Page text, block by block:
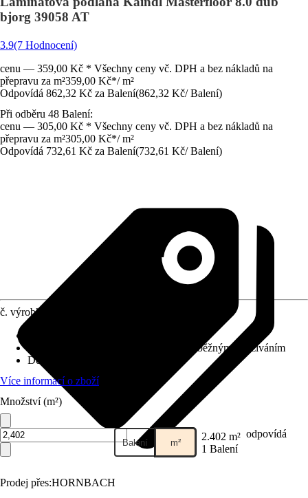
bjorg 39058 AT
3.9(7 Hodnocení)
cenu — 359,00 Kč * Všechny ceny vč. DPH a bez nákladů na
přepravu za m²359,00 Kč*/ m²
Odpovídá 862,32 Kč za Balení(862,32 Kč/ Balení)
Při odběru 48 Balení:
cenu — 305,00 Kč * Všechny ceny vč. DPH a bez nákladů na
přepravu za m²305,00 Kč*/ m²
Odpovídá 732,61 Kč za Balení(732,61 Kč/ Balení)
Prodej přes:HORNBACH
č. výrobku
32 - Komerční prostory s běžným používáním
Dekor / vzor
Více informací o zboží
Množství (m²)
Balení m² 2.402 m² odpovídá
1 Balení